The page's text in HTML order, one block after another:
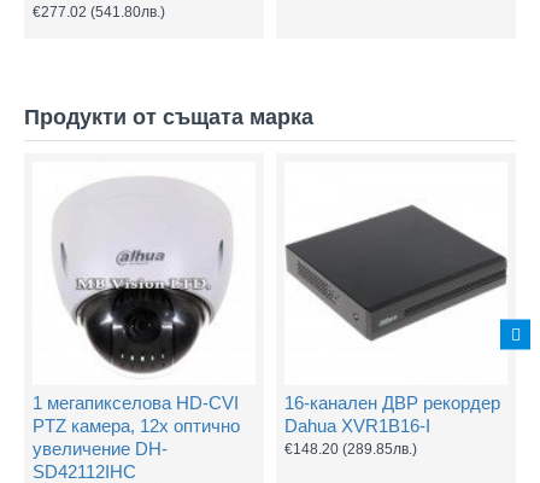
€277.02 (541.80лв.)
Продукти от същата марка
1 мегапикселова HD-CVI
PTZ камера, 12х оптично
увеличение DH-
SD42112IHC
16-канален ДВР рекордер
Dahua XVR1B16-I
€148.20 (289.85лв.)